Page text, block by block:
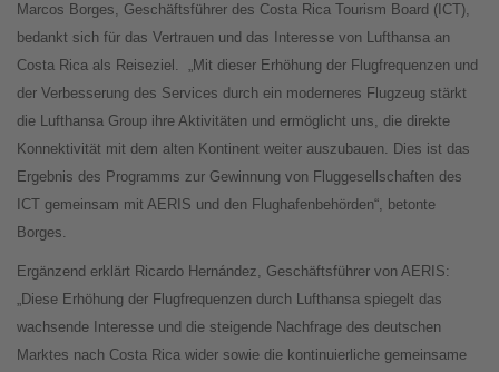
Marcos Borges, Geschäftsführer des Costa Rica Tourism Board (ICT),
bedankt sich für das Vertrauen und das Interesse von Lufthansa an
Costa Rica als Reiseziel.
„Mit dieser Erhöhung der Flugfrequenzen und
der Verbesserung des Services durch ein moderneres Flugzeug stärkt
die Lufthansa Group ihre Aktivitäten und ermöglicht uns, die direkte
Konnektivität mit dem alten Kontinent weiter auszubauen. Dies ist das
Ergebnis des Programms zur Gewinnung von Fluggesellschaften des
ICT gemeinsam mit AERIS und den Flughafenbehörden“, betonte
Borges.
Ergänzend erklärt Ricardo Hernández, Geschäftsführer von AERIS:
„Diese Erhöhung der Flugfrequenzen durch Lufthansa spiegelt das
wachsende Interesse und die steigende Nachfrage des deutschen
Marktes nach Costa Rica wider sowie die kontinuierliche gemeinsame